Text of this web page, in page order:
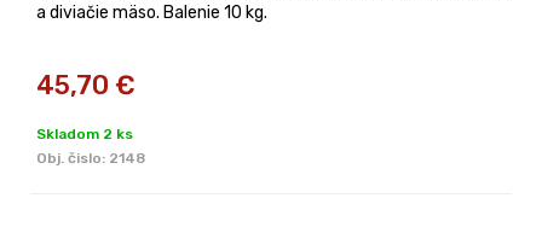
a diviačie mäso. Balenie 10 kg.
45,70 €
Skladom 2 ks
Obj. čislo: 2148